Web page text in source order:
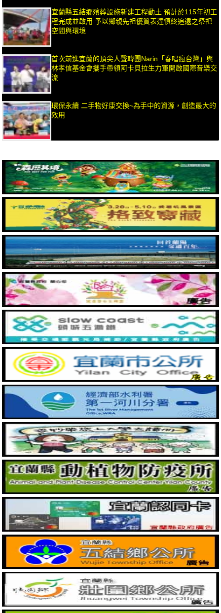
宜蘭縣五結鄉殯葬設施新建工程動土 預計於115年初工
程完成並啟用 予以鄉親先祖優質表達慎終追遠之祭祀
空間與環境
首次前進宜蘭的頂尖人聲韓團Narin「春唱瘋台灣」與
林孝信基金會攜手帶領阿卡貝拉生力軍開啟國際音樂交
流
環保永續 二手物好康交換~為手中的資源，創造最大的
效用